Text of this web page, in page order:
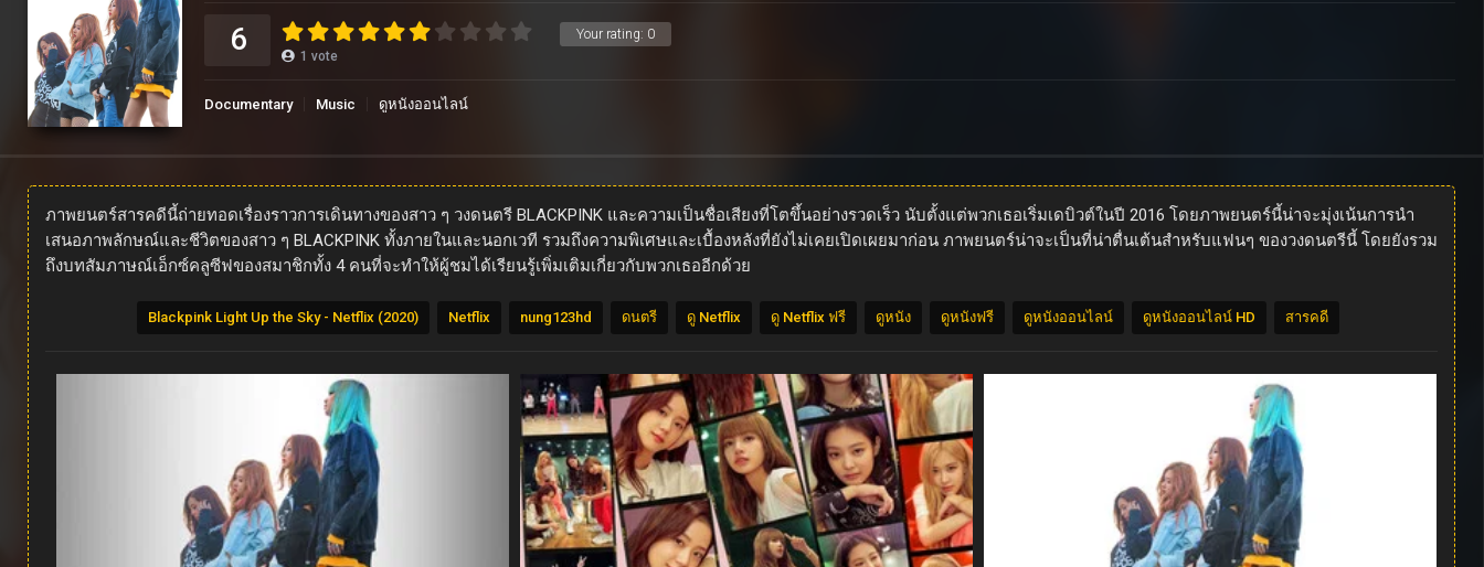
Your rating: 0
6 1 vote
Documentary Music ดูหนังออนไลน์
ภาพยนตร์สารคดีนี้ถ่ายทอดเรื่องราวการเดินทางของสาว ๆ วงดนตรี BLACKPINK และความเป็นชื่อเสียงที่โตขึ้นอย่างรวดเร็ว นับตั้งแต่พวกเธอเริ่มเดบิวต์ในปี 2016 โดยภาพยนตร์นี้น่าจะมุ่งเน้นการนำ
เสนอภาพลักษณ์และชีวิตของสาว ๆ BLACKPINK ทั้งภายในและนอกเวที รวมถึงความพิเศษและเบื้องหลังที่ยังไม่เคยเปิดเผยมาก่อน ภาพยนตร์น่าจะเป็นที่น่าตื่นเต้นสำหรับแฟนๆ ของวงดนตรีนี้ โดยยังรวม
ถึงบทสัมภาษณ์เอ็กซ์คลูซีฟของสมาชิกทั้ง 4 คนที่จะทำให้ผู้ชมได้เรียนรู้เพิ่มเติมเกี่ยวกับพวกเธออีกด้วย
Blackpink Light Up the Sky - Netflix (2020) Netflix nung123hd ดนตรี ดู Netflix ดู Netflix ฟรี ดูหนัง ดูหนังฟรี ดูหนังออนไลน์ ดูหนังออนไลน์ HD สารคดี